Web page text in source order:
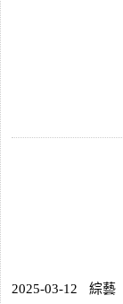
2025-03-12 綜藝